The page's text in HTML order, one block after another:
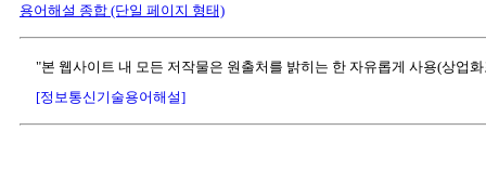
용어해설 종합 (단일 페이지 형태)
"본 웹사이트 내 모든 저작물은 원출처를 밝히는 한 자유롭게 사용(상업
[정보통신기술용어해설]